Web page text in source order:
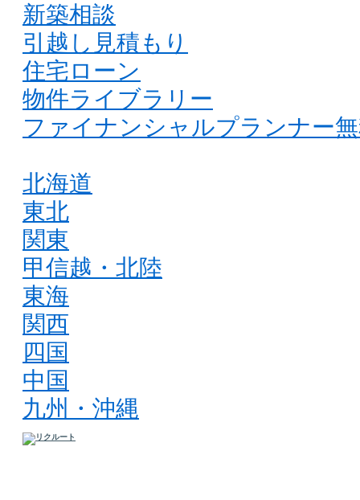
新築相談
引越し見積もり
住宅ローン
物件ライブラリー
ファイナンシャルプランナー
北海道
東北
関東
甲信越・北陸
東海
関西
四国
中国
九州・沖縄